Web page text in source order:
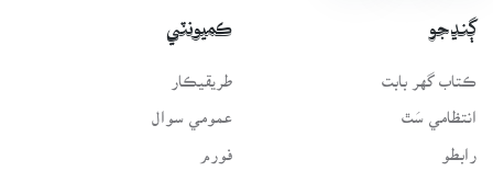
ڳنڍجو
ڪتاب گهر بابت
انتظامي سَٿ
رابطو
ڪميونٽي
طريقيڪار
عمومي سوال
فورم